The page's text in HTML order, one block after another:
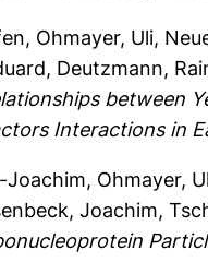
, Ohmayer, Uli,
, Deutzmann,
between
Interactions in
Joachim, Ohmayer,
Joachim,